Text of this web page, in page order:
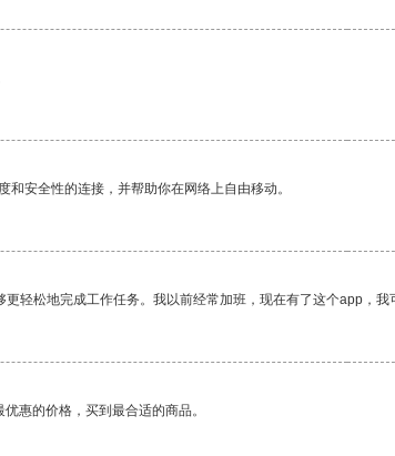
安全性的连接，并帮助你在网络上自由移动。
轻松地完成工作任务。我以前经常加班，现在有了这个app，我
惠的价格，买到最合适的商品。